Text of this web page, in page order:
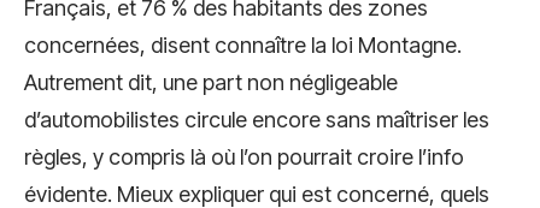
Français, et 76 % des habitants des zones
concernées, disent connaître la loi Montagne.
Autrement dit, une part non négligeable
d’automobilistes circule encore sans maîtriser les
règles, y compris là où l’on pourrait croire l’info
évidente. Mieux expliquer qui est concerné, quels